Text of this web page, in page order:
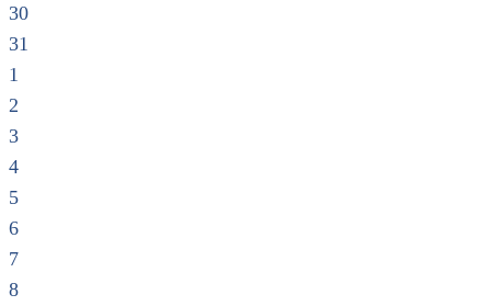
30
31
1
2
3
4
5
6
7
8